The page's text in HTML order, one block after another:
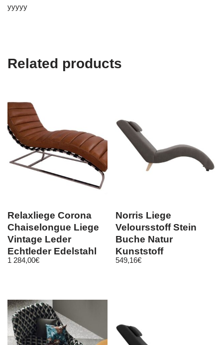
yyyyy
Related products
Relaxliege Corona
Chaiselongue Liege
Vintage Leder
Echtleder Edelstahl
Bauhaus
1 284,00€
Norris Liege
Veloursstoff Stein
Buche Natur
Kunststoff
549,16€